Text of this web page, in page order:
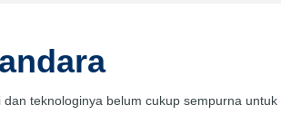
teknologinya belum cukup sempurna untuk